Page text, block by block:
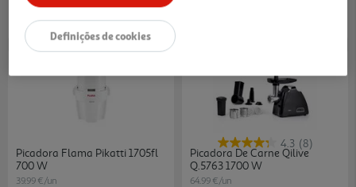
Picadora Flama Pikatti 1705fl
700 W
39.99 €/un
4.3 (8)
Picadora De Carne Qilive
Q.5763 1700 W
64.99 €/un
Definições de cookies